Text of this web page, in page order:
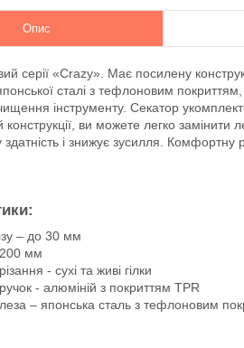
Опис
серії «Crazy». Має посилену
сталі з тефлоновим
інструменту. Секатор
конструкції, ви можете легко замінити
здатність і знижує зусилля.
– до 30 мм
мм
- сухі та живі гілки
- алюміній з покриттям TPR
– японська сталь з тефлоновим